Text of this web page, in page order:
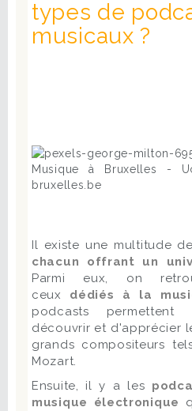
types de
musicaux ?
Il existe une multitude
chacun offrant un
Parmi eux, on
ceux dédiés à la
podcasts
découvrir et d'apprécier
grands compositeurs
Mozart.
Ensuite, il y a les
musique électronique